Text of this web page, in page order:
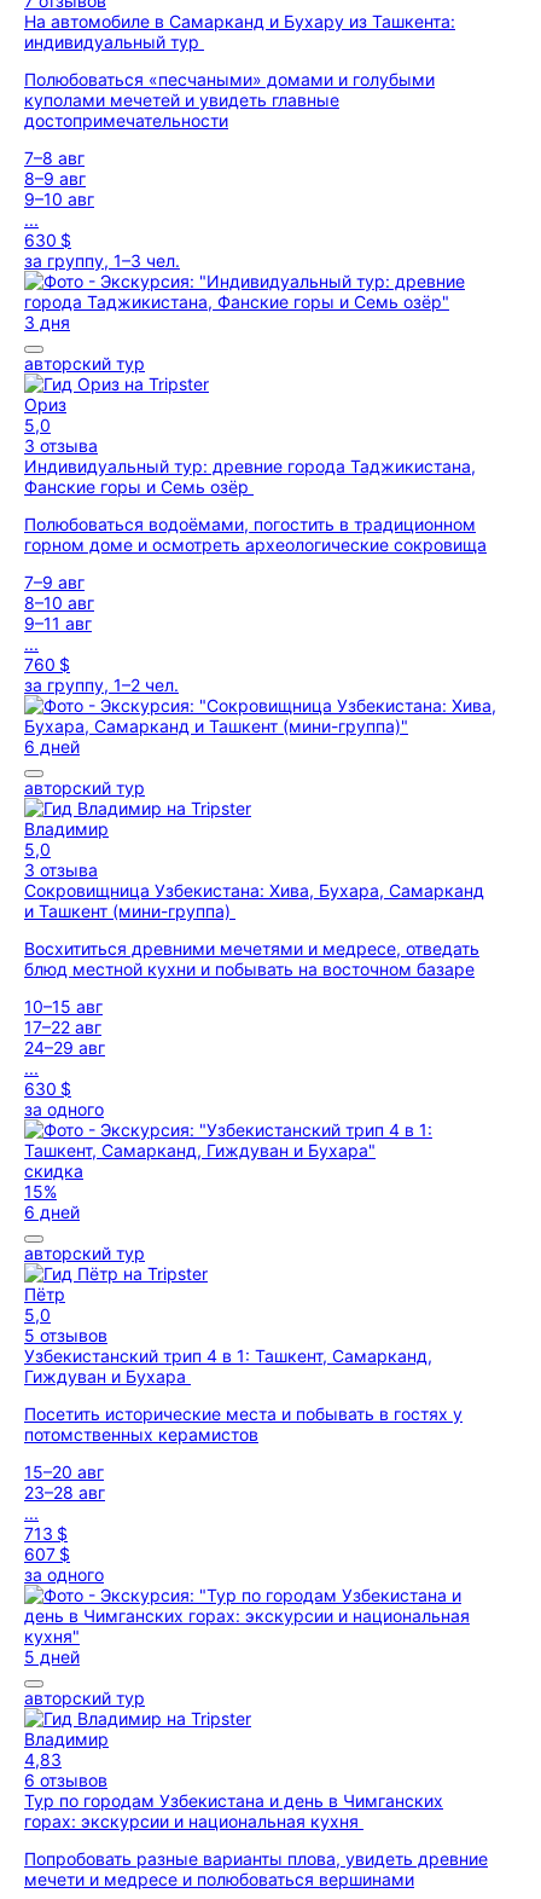
На автомобиле в Самарканд и Бухару из Ташкента:
индивидуальный тур
Полюбоваться «песчаными» домами и голубыми
куполами мечетей и увидеть главные
достопримечательности
7–8 авг
8–9 авг
9–10 авг
...
630 $
за группу, 1–3 чел.
3 дня
авторский тур
Ориз
5,0
3 отзыва
Индивидуальный тур: древние города Таджикистана,
Фанские горы и Семь озёр
Полюбоваться водоёмами, погостить в традиционном
горном доме и осмотреть археологические сокровища
7–9 авг
8–10 авг
9–11 авг
...
760 $
за группу, 1–2 чел.
6 дней
авторский тур
Владимир
5,0
3 отзыва
Сокровищница Узбекистана: Хива, Бухара, Самарканд
и Ташкент (мини-группа)
Восхититься древними мечетями и медресе, отведать
блюд местной кухни и побывать на восточном базаре
10–15 авг
17–22 авг
24–29 авг
...
630 $
за одного
скидка
15%
6 дней
авторский тур
Пётр
5,0
5 отзывов
Узбекистанский трип 4 в 1: Ташкент, Самарканд,
Гиждуван и Бухара
Посетить исторические места и побывать в гостях у
потомственных керамистов
15–20 авг
23–28 авг
...
713 $
607 $
за одного
5 дней
авторский тур
Владимир
4,83
6 отзывов
Тур по городам Узбекистана и день в Чимганских
горах: экскурсии и национальная кухня
Попробовать разные варианты плова, увидеть древние
мечети и медресе и полюбоваться вершинами